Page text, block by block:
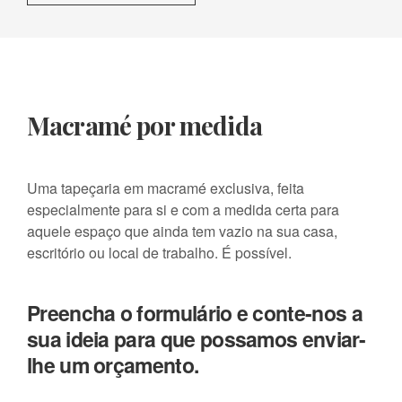
Macramé por medida
Uma tapeçaria em macramé exclusiva, feita
especialmente para si e com a medida certa para
aquele espaço que ainda tem vazio na sua casa,
escritório ou local de trabalho. É possível.
Preencha o formulário e conte-nos a
sua ideia para que possamos enviar-
lhe um orçamento.